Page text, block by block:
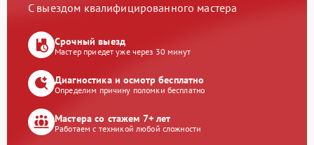
С выездом квалифицированного мастера
Срочный выезд
Мастер приедет уже через 30 минут
Диагностика и осмотр бесплатно
Определим причину поломки бесплатно
Мастера со стажем 7+ лет
Работаем с техникой любой сложности